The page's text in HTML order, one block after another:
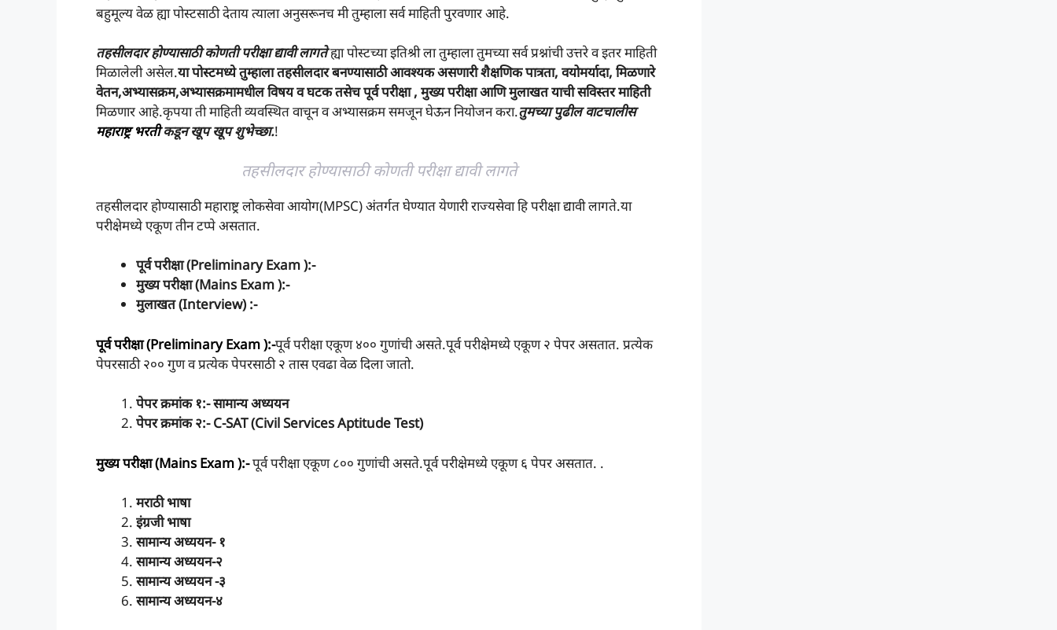
बहुमूल्य वेळ ह्या पोस्टसाठी देताय त्याला अनुसरूनच मी तुम्हाला सर्व माहिती पुरवणार आहे.
तहसीलदार होण्यासाठी कोणती परीक्षा द्यावी लागतेह्या पोस्टच्या इतिश्री ला तुम्हाला तुमच्या सर्व प्रश्नांची उत्तरे व इतर माहिती
मिळालेली असेल.या पोस्टमध्ये तुम्हाला तहसीलदार बनण्यासाठी आवश्यक असणारी शैक्षणिक पात्रता, वयोमर्यादा, मिळणारे
वेतन,अभ्यासक्रम,अभ्यासक्रमामधील विषय व घटक तसेच पूर्व परीक्षा , मुख्य परीक्षा आणि मुलाखत याची सविस्तर माहिती
मिळणार आहे.कृपया ती माहिती व्यवस्थित वाचून व अभ्यासक्रम समजून घेऊन नियोजन करा.तुमच्या पुढील वाटचालीस
महाराष्ट्र भरतीकडून खूप खूप शुभेच्छा.!
तहसीलदार होण्यासाठी कोणती परीक्षा द्यावी लागते
तहसीलदार होण्यासाठी महाराष्ट्र लोकसेवा आयोग(MPSC) अंतर्गत घेण्यात येणारी राज्यसेवा हि परीक्षा द्यावी लागते.या
परीक्षेमध्ये एकूण तीन टप्पे असतात.
पूर्व परीक्षा (Preliminary Exam ):-
मुख्य परीक्षा (Mains Exam ):-
मुलाखत (Interview) :-
पूर्व परीक्षा (Preliminary Exam ):-पूर्व परीक्षा एकूण ४०० गुणांची असते.पूर्व परीक्षेमध्ये एकूण २ पेपर असतात. प्रत्येक
पेपरसाठी २०० गुण व प्रत्येक पेपरसाठी २ तास एवढा वेळ दिला जातो.
पेपर क्रमांक १:- सामान्य अध्ययन
पेपर क्रमांक २:- C-SAT (Civil Services Aptitude Test)
मुख्य परीक्षा (Mains Exam ):-पूर्व परीक्षा एकूण ८०० गुणांची असते.पूर्व परीक्षेमध्ये एकूण ६ पेपर असतात. .
मराठी भाषा
इंग्रजी भाषा
सामान्य अध्ययन- १
सामान्य अध्ययन-२
सामान्य अध्ययन -३
सामान्य अध्ययन-४